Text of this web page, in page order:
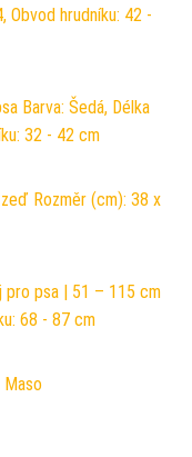
Obvod hrudníku: 42 -
Barva: Šedá, Délka
32 - 42 cm
Rozměr (cm): 38 x
psa | 51 – 115 cm
68 - 87 cm
Maso